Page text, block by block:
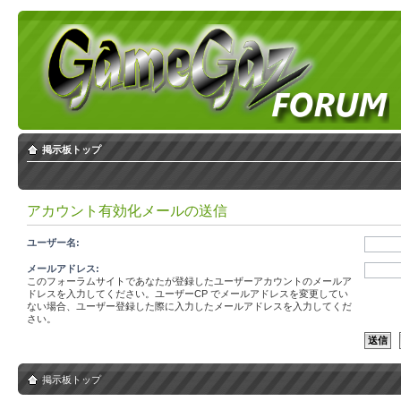
掲示板トップ
アカウント有効化メールの送信
ユーザー名:
メールアドレス:
このフォーラムサイトであなたが登録したユーザーアカウントのメールア
ドレスを入力してください。ユーザーCP でメールアドレスを変更してい
ない場合、ユーザー登録した際に入力したメールアドレスを入力してくだ
さい。
掲示板トップ